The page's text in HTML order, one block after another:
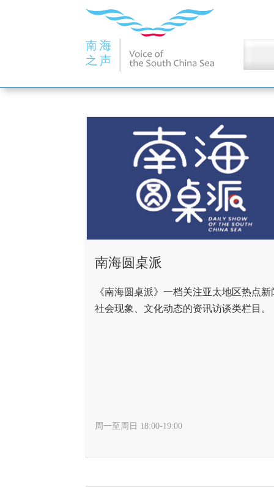
南海圆桌派
《南海圆桌派》一档关注亚太地区热点新
社会现象、文化动态的资讯访谈类栏目。
周一至周日 18:00-19:00